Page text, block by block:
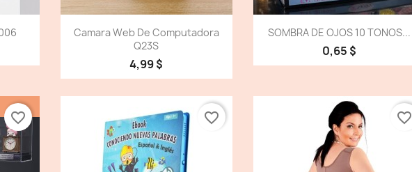
Vista detallada
Camara Web De Computadora
Q23S
4,99 $
Vista detallada
SOMBRA DE OJOS 10 TONOS...
0,65 $
favorite_border favorite_border favorite_border